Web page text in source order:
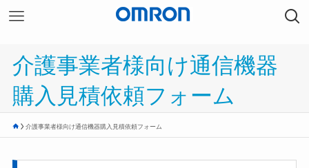
介護事業者様向け通信機器
購入見積依頼フォーム​
介護事業者様向け通信機器購入見積依頼フォーム​